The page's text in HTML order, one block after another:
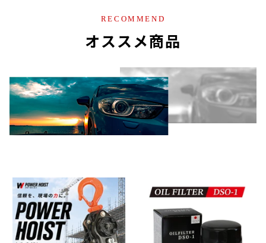
RECOMMEND
オススメ商品